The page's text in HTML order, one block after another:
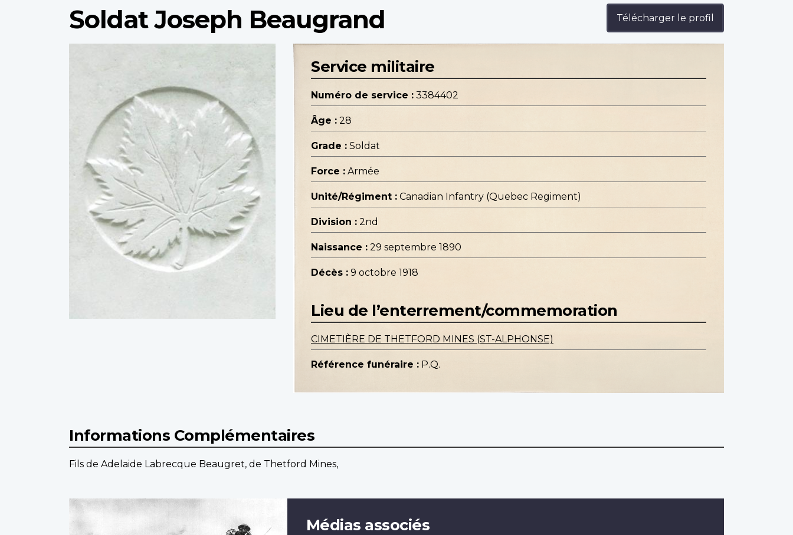
Soldat Joseph Beaugrand Télécharger le profil
Service militaire
Numéro de service : 3384402
Âge : 28
Grade : Soldat
Force : Armée
Unité/Régiment : Canadian Infantry (Quebec Regiment)
Division : 2nd
Naissance : 29 septembre 1890
Décès : 9 octobre 1918
Lieu de l’enterrement/commemoration
CIMETIÈRE DE THETFORD MINES (ST-ALPHONSE)
Référence funéraire : P.Q.
Informations Complémentaires
Fils de Adelaide Labrecque Beaugret, de Thetford Mines,
Médias associés